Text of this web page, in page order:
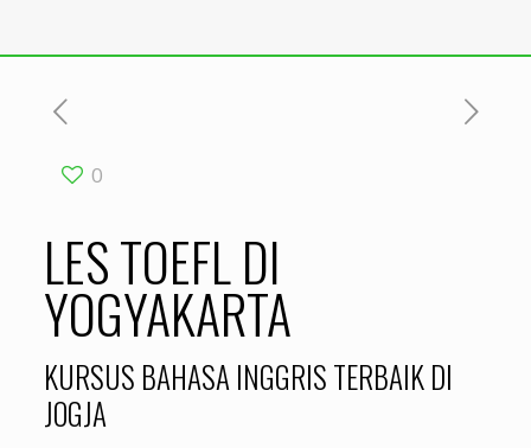
0
LES TOEFL DI
YOGYAKARTA
KURSUS BAHASA INGGRIS TERBAIK DI
JOGJA